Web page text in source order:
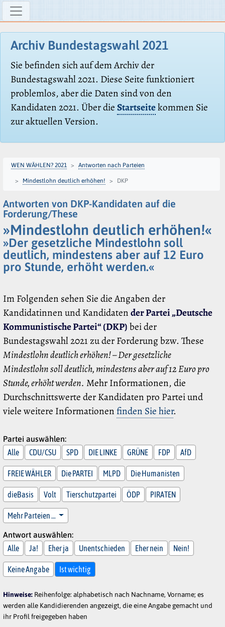
Archiv Bundestagswahl 2021
Sie befinden sich auf dem Archiv der
Bundestagswahl 2021. Diese Seite funktioniert
problemlos, aber die Daten sind von den
Kandidaten 2021. Über dieStartseitekommen Sie
zur aktuellen Version.
WEN WÄHLEN? 2021 Antworten nach Parteien
Mindestlohn deutlich erhöhen! DKP
Antworten von DKP-Kandidaten auf die
Forderung/These
»Mindestlohn deutlich erhöhen!«
»Der gesetzliche Mindestlohn soll
deutlich, mindestens aber auf 12 Euro
pro Stunde, erhöht werden.«
Im Folgenden sehen Sie die Angaben der
Kandidatinnen und Kandidatender Partei „Deutsche
Kommunistische Partei“ (DKP)bei der
Bundestagswahl 2021 zu der Forderung bzw. These
Mindestlohn deutlich erhöhen! – Der gesetzliche
Mindestlohn soll deutlich, mindestens aber auf 12 Euro pro
Stunde, erhöht werden. Mehr Informationen, die
Durchschnittswerte der Kandidaten pro Partei und
viele weitere Informationen finden Sie hier.
Partei auswählen:
Alle
CDU/CSU SPD DIE LINKE GRÜNE FDP AfD
FREIE WÄHLER Die PARTEI MLPD Die Humanisten
dieBasis Volt Tierschutzpartei ÖDP PIRATEN
Mehr Parteien …
Antwort auswählen:
Alle
Ja! Eher ja Unentschieden Eher nein Nein!
Keine Angabe Ist wichtig
Hinweise: Reihenfolge: alphabetisch nach Nachname, Vorname; es
werden alle Kandidierenden angezeigt, die eine Angabe gemacht und
ihr Profil freigegeben haben